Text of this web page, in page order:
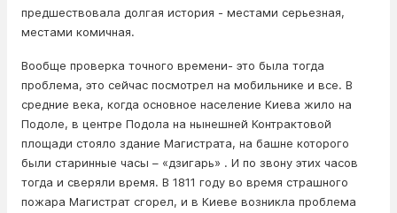
предшествовала долгая история - местами серьезная,
местами комичная.
Вообще проверка точного времени- это была тогда
проблема, это сейчас посмотрел на мобильнике и все. В
средние века, когда основное население Киева жило на
Подоле, в центре Подола на нынешней Контрактовой
площади стояло здание Магистрата, на башне которого
были старинные часы – «дзигарь» . И по звону этих часов
тогда и сверяли время. В 1811 году во время страшного
пожара Магистрат сгорел, и в Киеве возникла проблема